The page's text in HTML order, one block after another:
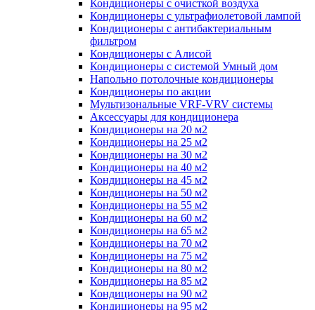
Кондиционеры с очисткой воздуха
Кондиционеры с ультрафиолетовой лампой
Кондиционеры с антибактериальным
фильтром
Кондиционеры с Алисой
Кондиционеры с системой Умный дом
Напольно потолочные кондиционеры
Кондиционеры по акции
Мультизональные VRF-VRV системы
Аксессуары для кондиционера
Кондиционеры на 20 м2
Кондиционеры на 25 м2
Кондиционеры на 30 м2
Кондиционеры на 40 м2
Кондиционеры на 45 м2
Кондиционеры на 50 м2
Кондиционеры на 55 м2
Кондиционеры на 60 м2
Кондиционеры на 65 м2
Кондиционеры на 70 м2
Кондиционеры на 75 м2
Кондиционеры на 80 м2
Кондиционеры на 85 м2
Кондиционеры на 90 м2
Кондиционеры на 95 м2